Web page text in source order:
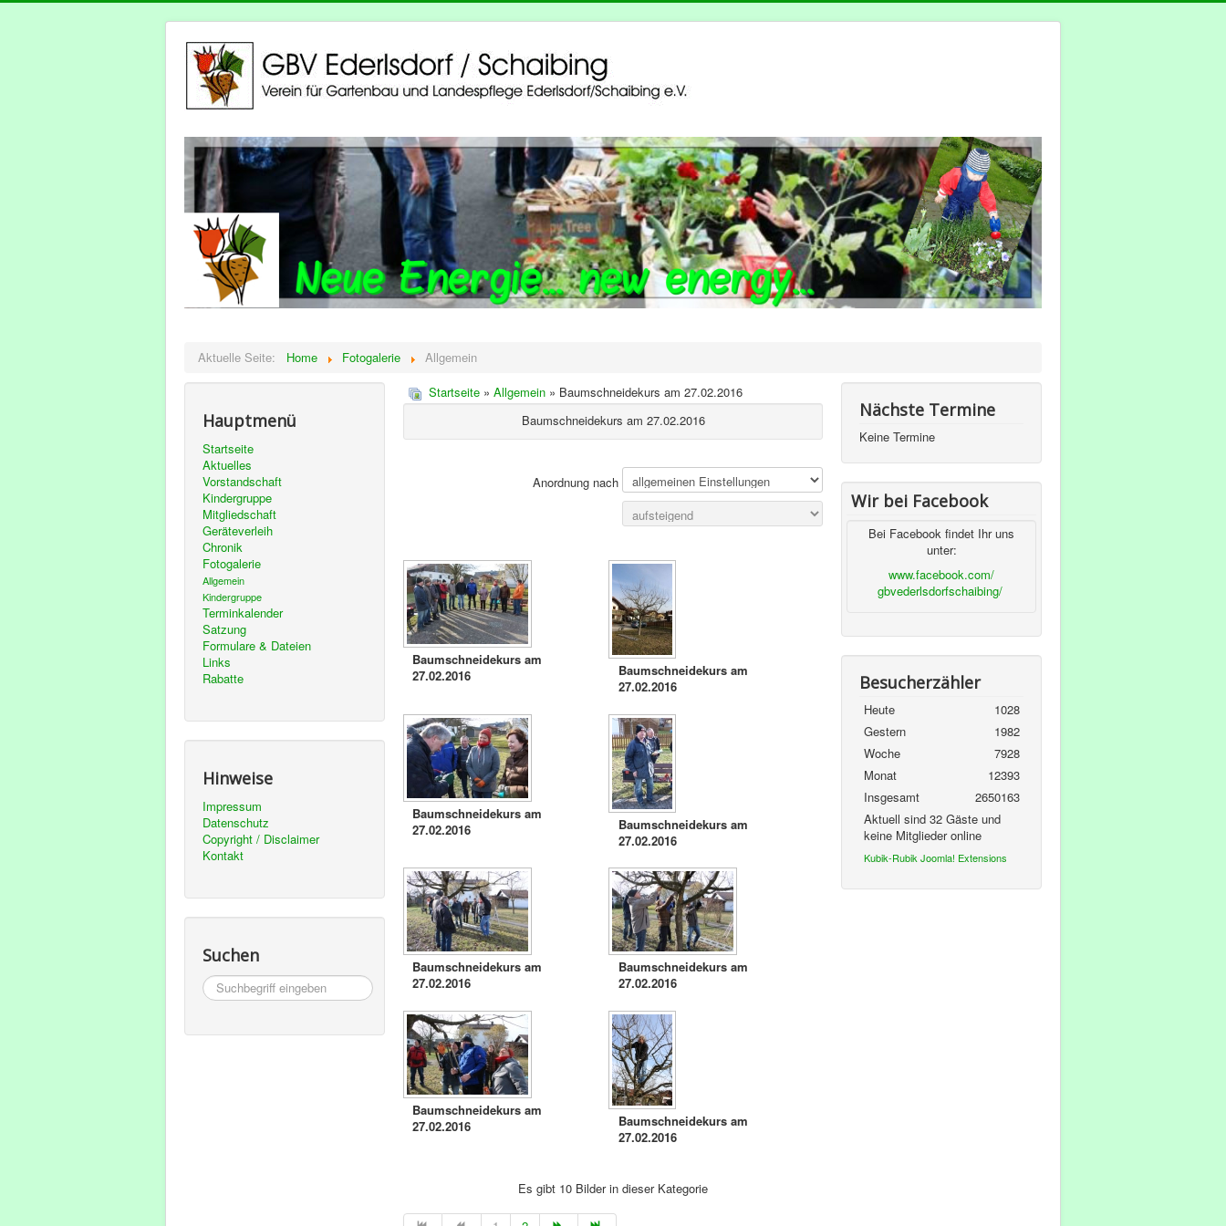
Aktuelle Seite: Home Fotogalerie Allgemein
Hauptmenü
Startseite
Aktuelles
Vorstandschaft
Kindergruppe
Mitgliedschaft
Geräteverleih
Chronik
Fotogalerie
Allgemein
Kindergruppe
Terminkalender
Satzung
Formulare & Dateien
Links
Rabatte
Hinweise
Impressum
Datenschutz
Copyright / Disclaimer
Kontakt
Suchen
Suchbegriff
eingeben
Startseite » Allgemein » Baumschneidekurs am 27.02.2016
Baumschneidekurs am 27.02.2016
Anordnung nach
Baumschneidekurs am
27.02.2016
Baumschneidekurs am
27.02.2016
Baumschneidekurs am
27.02.2016
Baumschneidekurs am
27.02.2016
Baumschneidekurs am
27.02.2016
Baumschneidekurs am
27.02.2016
Baumschneidekurs am
27.02.2016
Baumschneidekurs am
27.02.2016
Es gibt 10 Bilder in dieser Kategorie
Nächste Termine
Keine Termine
Wir bei Facebook
Bei Facebook findet Ihr uns
unter:
www.facebook.com/
gbvederlsdorfschaibing/
Besucherzähler
Heute
1028
Gestern
1982
Woche
7928
Monat
12393
Insgesamt
2650163
Aktuell sind 32 Gäste und
keine Mitglieder online
Kubik-Rubik Joomla! Extensions